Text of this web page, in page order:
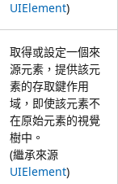
UIElement)
取得或設定一個來
源元素，提供該元
素的存取鍵作用
域，即使該元素不
在原始元素的視覺
樹中。
(繼承來源
UIElement)